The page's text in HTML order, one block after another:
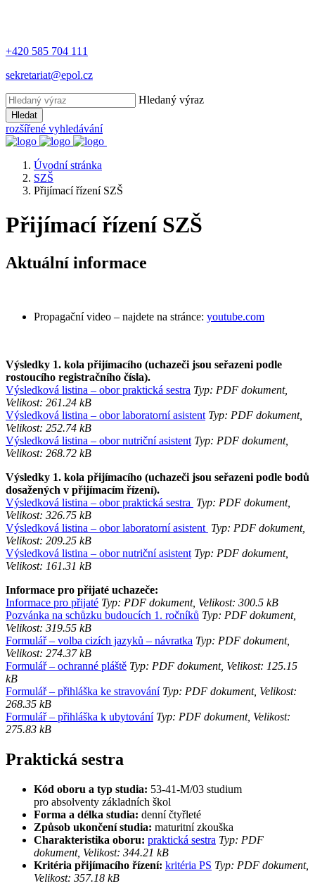
+420 585 704 111
sekretariat@epol.cz
Hledaný výraz
Hledat
rozšířené vyhledávání
Úvodní stránka
SZŠ
Přijímací řízení SZŠ
Přijímací řízení SZŠ
Aktuální informace
Propagační video – najdete na stránce: youtube.com
Výsledky 1. kola přijímacího (uchazeči jsou seřazeni podle
rostoucího registračního čísla).
Výsledková listina – obor praktická sestra Typ: PDF dokument,
Velikost: 261.24 kB
Výsledková listina – obor laboratorní asistent Typ: PDF dokument,
Velikost: 252.74 kB
Výsledková listina – obor nutriční asistent Typ: PDF dokument,
Velikost: 268.72 kB
Výsledky 1. kola přijímacího (uchazeči jsou seřazeni podle bodů
dosažených v přijímacím řízení).
Výsledková listina – obor praktická sestra Typ: PDF dokument,
Velikost: 326.75 kB
Výsledková listina – obor laboratorní asistent Typ: PDF dokument,
Velikost: 209.25 kB
Výsledková listina – obor nutriční asistent Typ: PDF dokument,
Velikost: 161.31 kB
Informace pro přijaté uchazeče:
Informace pro přijaté Typ: PDF dokument, Velikost: 300.5 kB
Pozvánka na schůzku budoucích 1. ročníků Typ: PDF dokument,
Velikost: 319.55 kB
Formulář – volba cizích jazyků – návratka Typ: PDF dokument,
Velikost: 274.37 kB
Formulář – ochranné pláště Typ: PDF dokument, Velikost: 125.15
kB
Formulář – přihláška ke stravováníTyp: PDF dokument, Velikost:
268.35 kB
Formulář – přihláška k ubytováníTyp: PDF dokument, Velikost:
275.83 kB
Praktická sestra
Kód oboru a typ studia: 53-41-M/03 studium
pro absolventy základních škol
Forma a délka studia: denní čtyřleté
Způsob ukončení studia: maturitní zkouška
Charakteristika oboru: praktická sestra Typ: PDF
dokument, Velikost: 344.21 kB
Kritéria přijímacího řízení: kritéria PS Typ: PDF dokument,
Velikost: 357.18 kB